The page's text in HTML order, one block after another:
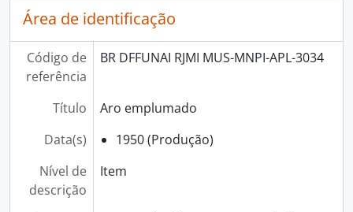
Área de identificação
Código de
referência
BR DFFUNAI RJMI MUS-MNPI-APL-3034
Título
Aro emplumado
Data(s)
1950 (Produção)
Nível de
descrição
Item